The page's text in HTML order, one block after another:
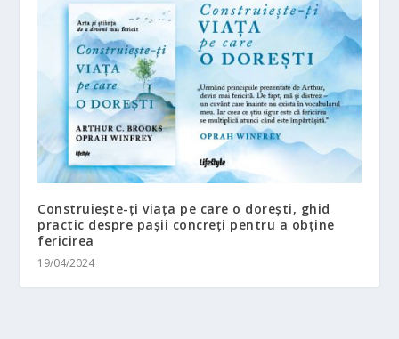
Construiește-ți viața pe care o dorești, ghid
practic despre pașii concreți pentru a obține
fericirea
19/04/2024